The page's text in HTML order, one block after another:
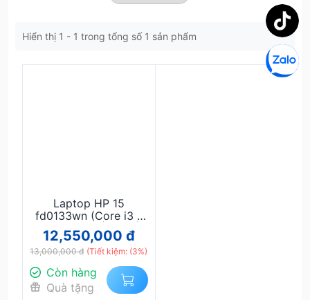
Hiển thị 1 - 1 trong tổng số 1 sản phẩm
Laptop HP 15
fd0133wn (Core i3 -
1315 256GB| 16GB|
15.6 FHD Win 11
Natura Silver) FV
12,550,000 đ
13,000,000 đ (Tiết kiệm: (3%)
Còn hàng
Quà tặng